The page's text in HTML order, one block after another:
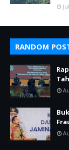
RANDOM